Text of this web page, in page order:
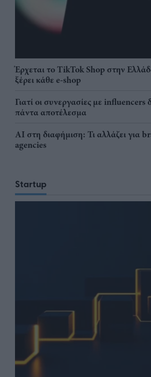
Έρχεται το TikTok Shop στην
ξέρει κάθε e-shop
Γιατί οι συνεργασίες με influencers
πάντα αποτέλεσμα
AI στη διαφήμιση: Τι αλλάζει για
agencies
Startup